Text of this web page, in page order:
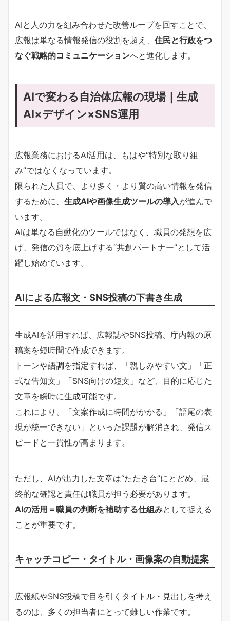
AIと人の力を組み合わせた改善ループを回すことで、
広報は単なる情報発信の役割を超え、 住民と行政をつ
なぐ戦略的コミュニケーションへと進化します。
AIで変わる自治体広報の現場｜生成
AI×デザイン×SNS運用
広報業務におけるAI活用は、もはや“特別な取り組
み”ではなくなっています。
限られた人員で、より多く・より質の高い情報を発信
するために、 生成AIや画像生成ツールの導入が進んで
います。
AIは単なる自動化のツールではなく、職員の発想を広
げ、発信の質を底上げする“共創パートナー”として活
躍し始めています。
AIによる広報文・SNS投稿の下書き生成
生成AIを活用すれば、広報誌やSNS投稿、庁内報の原
稿案を短時間で作成できます。
トーンや語調を指定すれば、「親しみやすい文」「正
式な告知文」「SNS向けの短文」など、目的に応じた
文章を瞬時に生成可能です。
これにより、「文案作成に時間がかかる」「語尾の表
現が統一できない」といった課題が解消され、発信ス
ピードと一貫性が高まります。
ただし、AIが出力した文章は“たたき台”にとどめ、最
終的な確認と責任は職員が担う必要があります。
AIの活用＝職員の判断を補助する仕組みとして捉える
ことが重要です。
キャッチコピー・タイトル・画像案の自動提案
広報紙やSNS投稿で目を引くタイトル・見出しを考え
るのは、多くの担当者にとって難しい作業です。